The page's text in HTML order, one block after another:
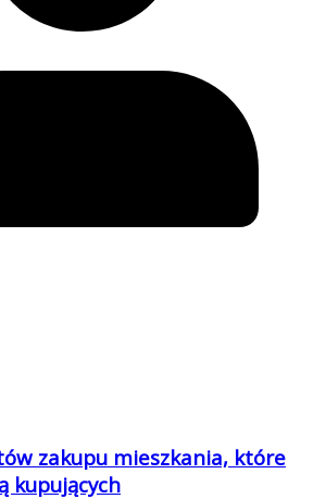
zakupu mieszkania, które
kupujących